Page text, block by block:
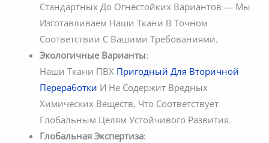
Стандартных До Огнестойких Вариантов — Мы
Изготавливаем Наши Ткани В Точном
Соответствии С Вашими Требованиями.
Экологичные Варианты:
Наши Ткани ПВХ Пригодный Для Вторичной
Переработки И Не Содержит Вредных
Химических Веществ, Что Соответствует
Глобальным Целям Устойчивого Развития.
Глобальная Экспертиза: